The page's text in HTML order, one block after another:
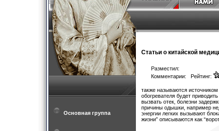
Основная группа
Статьи о китайской
Разместил:
Комментарии: Рейтинг:
также называются источником
обогревателя будет
вызвать отек, болезни
причины одышки, например
энергии легких вызывают
жизни” описываются как